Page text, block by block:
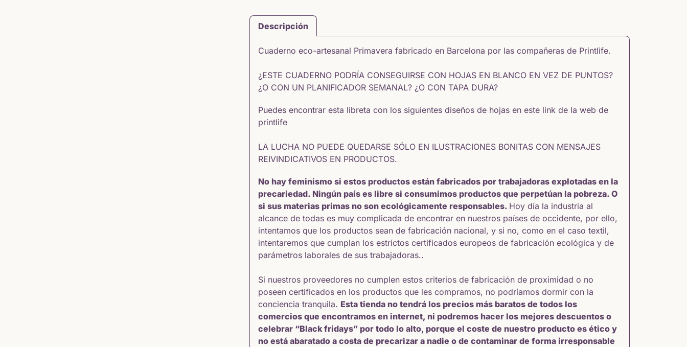
Descripción
Cuaderno eco-artesanal Primavera fabricado en Barcelona por las compañeras de Printlife.
¿ESTE CUADERNO PODRÍA CONSEGUIRSE CON HOJAS EN BLANCO EN VEZ DE PUNTOS?
¿O CON UN PLANIFICADOR SEMANAL? ¿O CON TAPA DURA?
Puedes encontrar esta libreta con los siguientes diseños de hojas en este link de la web de
printlife
LA LUCHA NO PUEDE QUEDARSE SÓLO EN ILUSTRACIONES BONITAS CON MENSAJES
REIVINDICATIVOS EN PRODUCTOS.
No hay feminismo si estos productos están fabricados por trabajadoras explotadas en la
precariedad. Ningún país es libre si consumimos productos que perpetúan la pobreza. O
si sus materias primas no son ecológicamente responsables. Hoy día la industria al
alcance de todas es muy complicada de encontrar en nuestros países de occidente, por ello,
intentamos que los productos sean de fabricación nacional, y si no, como en el caso textil,
intentaremos que cumplan los estrictos certificados europeos de fabricación ecológica y de
parámetros laborales de sus trabajadoras..
Si nuestros proveedores no cumplen estos criterios de fabricación de proximidad o no
poseen certificados en los productos que les compramos, no podríamos dormir con la
conciencia tranquila. Esta tienda no tendrá los precios más baratos de todos los
comercios que encontramos en internet, ni podremos hacer los mejores descuentos o
celebrar “Black fridays” por todo lo alto, porque el coste de nuestro producto es ético y
no está abaratado a costa de precarizar a nadie o de contaminar de forma irresponsable